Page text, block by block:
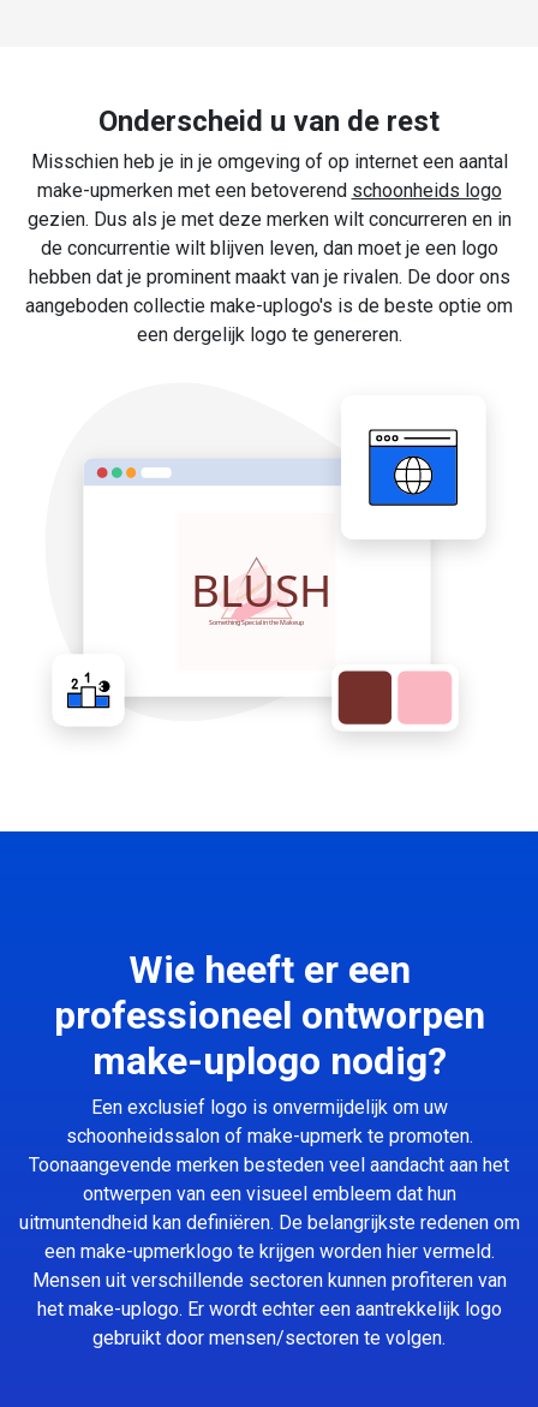
Onderscheid u van de rest
Misschien heb je in je omgeving of op internet een aantal
make-upmerken met een betoverend schoonheids logo
gezien. Dus als je met deze merken wilt concurreren en in
de concurrentie wilt blijven leven, dan moet je een logo
hebben dat je prominent maakt van je rivalen. De door ons
aangeboden collectie make-uplogo's is de beste optie om
een dergelijk logo te genereren.
Wie heeft er een
professioneel ontworpen
make-uplogo nodig?
Een exclusief logo is onvermijdelijk om uw
schoonheidssalon of make-upmerk te promoten.
Toonaangevende merken besteden veel aandacht aan het
ontwerpen van een visueel embleem dat hun
uitmuntendheid kan definiëren. De belangrijkste redenen om
een make-upmerklogo te krijgen worden hier vermeld.
Mensen uit verschillende sectoren kunnen profiteren van
het make-uplogo. Er wordt echter een aantrekkelijk logo
gebruikt door mensen/sectoren te volgen.